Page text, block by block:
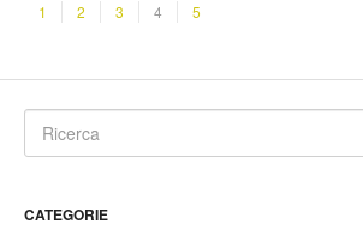
1 2 3 4 5
CATEGORIE